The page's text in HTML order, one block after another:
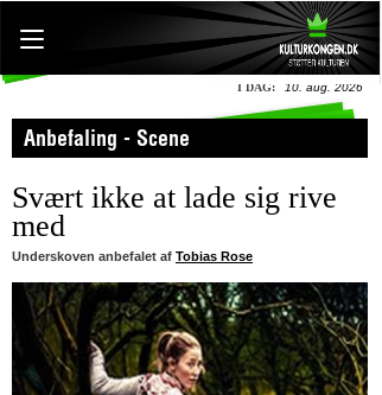
I DAG: 10. aug. 2026
Anbefaling - Scene
Svært ikke at lade sig rive
med
Underskoven anbefalet af Tobias Rose